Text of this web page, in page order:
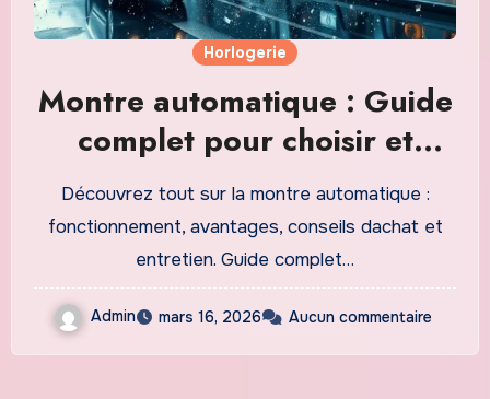
Horlogerie
Montre automatique : Guide
complet pour choisir et
entretenir sa montre
mécanique
Découvrez tout sur la montre automatique :
fonctionnement, avantages, conseils dachat et
entretien. Guide complet…
Admin mars 16, 2026 Aucun commentaire